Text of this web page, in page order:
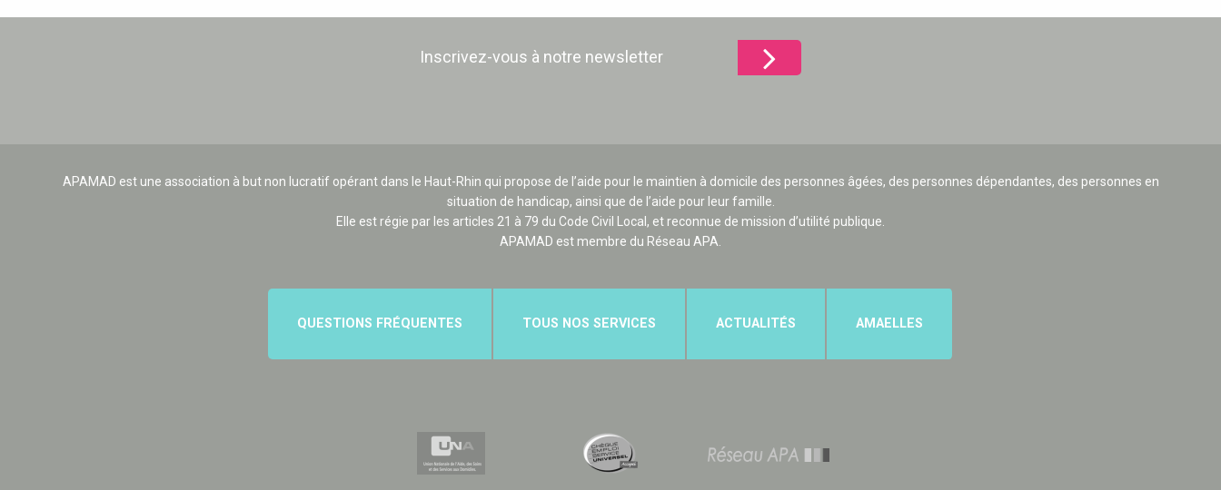
Inscrivez-vous à notre newsletter
APAMAD est une association à but non lucratif opérant dans le Haut-Rhin qui propose de l’aide pour le maintien à domicile des personnes âgées, des personnes dépendantes, des personnes en
situation de handicap, ainsi que de l’aide pour leur famille.
Elle est régie par les articles 21 à 79 du Code Civil Local, et reconnue de mission d’utilité publique.
APAMAD est membre du Réseau APA.
QUESTIONS FRÉQUENTES TOUS NOS SERVICES ACTUALITÉS AMAELLES